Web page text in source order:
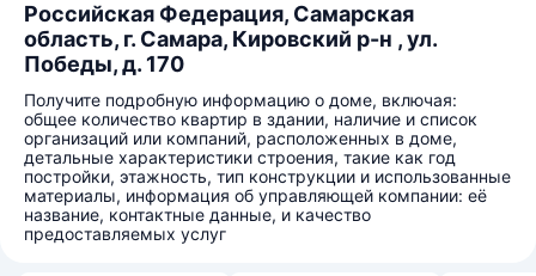
Российская Федерация, Самарская
область, г. Самара, Кировский р-н , ул.
Победы, д. 170
Получите подробную информацию о доме, включая:
общее количество квартир в здании, наличие и список
организаций или компаний, расположенных в доме,
детальные характеристики строения, такие как год
постройки, этажность, тип конструкции и использованные
материалы, информация об управляющей компании: её
название, контактные данные, и качество
предоставляемых услуг